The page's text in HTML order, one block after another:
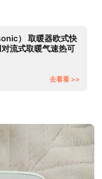
） 取暖器欧式快
流式取暖气速热可
大功率快速升温】
去看看 >>